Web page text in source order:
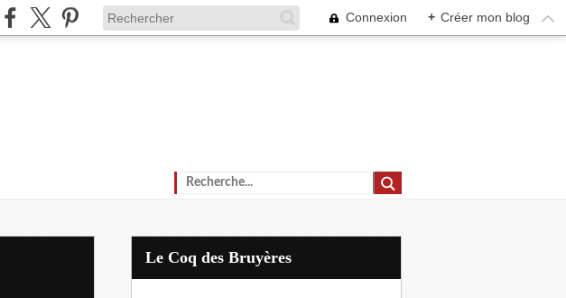
Connexion + Créer mon blog
Le Coq des Bruyères